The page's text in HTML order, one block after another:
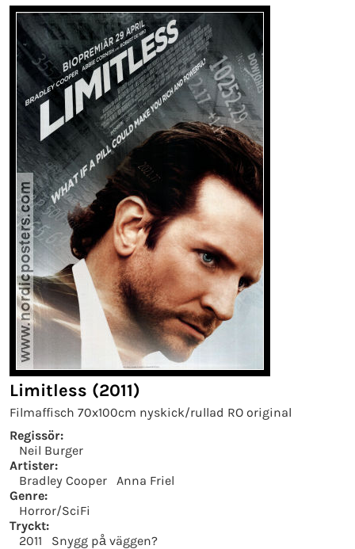
Limitless (2011)
Filmaffisch 70x100cm nyskick/rullad RO original
Regissör:
Neil Burger
Artister:
Bradley Cooper
Anna Friel
Genre:
Horror/SciFi
Tryckt:
2011
Snygg på väggen?